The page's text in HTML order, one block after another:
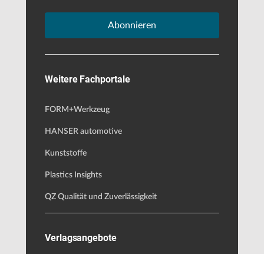
Abonnieren
Weitere Fachportale
FORM+Werkzeug
HANSER automotive
Kunststoffe
Plastics Insights
QZ Qualität und Zuverlässigkeit
Verlagsangebote